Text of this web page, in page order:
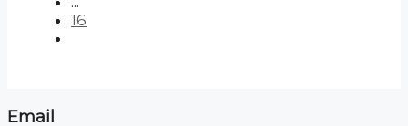
16
Email